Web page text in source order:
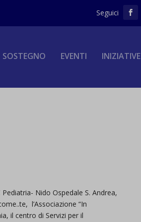
SOSTEGNO EVENTI INIZIATIVE
Nido Ospedale S. Andrea,
l’Associazione “In
il centro di Servizi per il